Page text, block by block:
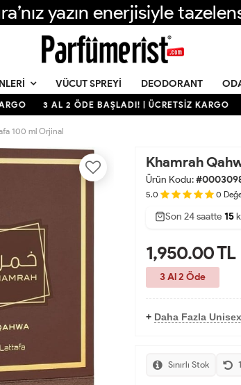
yazın enerjisiyle
VÜCUT SPREYI DEODORANT
3 AL 2 ÖDE BAŞLADI! | ÜCRETSİZ KARGO
100 ml Orjinal
Khamrah
Ürün Kodu:
5.0 0
30 46
Son 24 saatte 15
1,950.00TL
3 Al 2 Öde
+ Daha Fazla
Sınırlı Stok